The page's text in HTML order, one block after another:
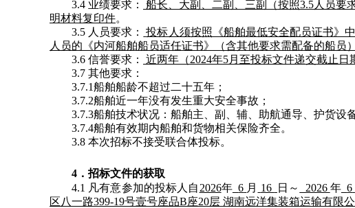
3.4 业绩要求：
船长、大副、二副、三副（按照3.5人员要
明材料复印件。
3.5 人员要求：
投标人须按照《船舶最低安全配员证书》
人员的《内河船舶船员适任证书》（含其他要求需配备的船员
3.6 信誉要求：
近两年（2024年5月至投标文件递交截止
3.7 其他要求：
3.7.1船舶船龄不超过二十五年；
3.7.2船舶近一年没有发生重大安全事故；
3.7.3船舶技术状况：船舶主、副、辅、助航通导、护货设
3.7.4船舶有效期内船舶和货物相关保险齐全。
3.8 本次招标不接受联合体投标。
4．招标文件的获取
4.1 凡有意参加的投标人自 2026年 6 月 16 日～ 2026 年 6
区八一路399-19号壹号座品B座20层 湖南远洋集装箱运输有限公